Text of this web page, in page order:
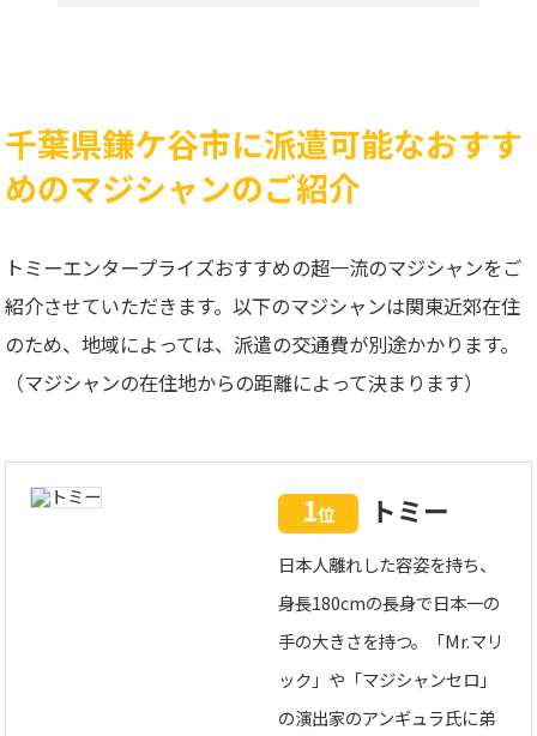
千葉県鎌ケ谷市に派遣可能なおすす
めのマジシャンのご紹介
トミーエンタープライズおすすめの超一流のマジシャンをご
紹介させていただきます。以下のマジシャンは関東近郊在住
のため、地域によっては、派遣の交通費が別途かかります。
（マジシャンの在住地からの距離によって決まります）
1位 トミー
日本人離れした容姿を持ち、
身長180cmの長身で日本一の
手の大きさを持つ。「Mr.マリ
ック」や「マジシャンセロ」
の演出家のアンギュラ氏に弟